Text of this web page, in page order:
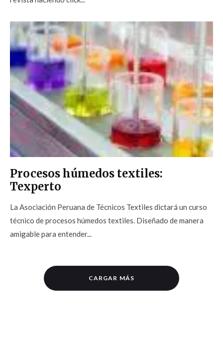
Procesos húmedos textiles:
Texperto
La Asociación Peruana de Técnicos Textiles dictará un curso
técnico de procesos húmedos textiles. Diseñado de manera
amigable para entender...
CARGAR MÁS